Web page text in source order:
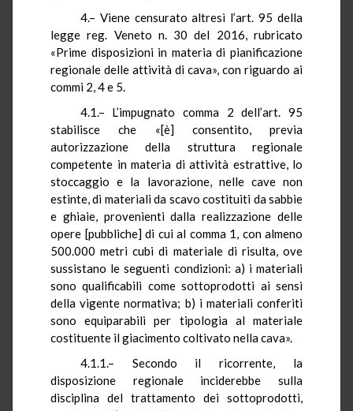
4.– Viene censurato altresì l’art. 95 della
legge reg. Veneto n. 30 del 2016, rubricato
«Prime disposizioni in materia di pianificazione
regionale delle attività di cava», con riguardo ai
commi 2, 4 e 5.
4.1.– L’impugnato comma 2 dell’art. 95
stabilisce che «[è] consentito, previa
autorizzazione della struttura regionale
competente in materia di attività estrattive, lo
stoccaggio e la lavorazione, nelle cave non
estinte, di materiali da scavo costituiti da sabbie
e ghiaie, provenienti dalla realizzazione delle
opere [pubbliche] di cui al comma 1, con almeno
500.000 metri cubi di materiale di risulta, ove
sussistano le seguenti condizioni: a) i materiali
sono qualificabili come sottoprodotti ai sensi
della vigente normativa; b) i materiali conferiti
sono equiparabili per tipologia al materiale
costituente il giacimento coltivato nella cava».
4.1.1.– Secondo il ricorrente, la
disposizione regionale inciderebbe sulla
disciplina del trattamento dei sottoprodotti,